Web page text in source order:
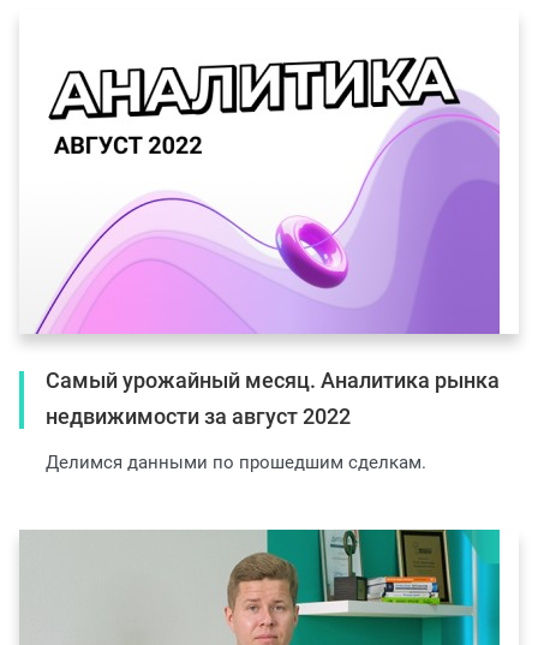
Самый урожайный месяц. Аналитика рынка
недвижимости за август 2022
Делимся данными по прошедшим сделкам.